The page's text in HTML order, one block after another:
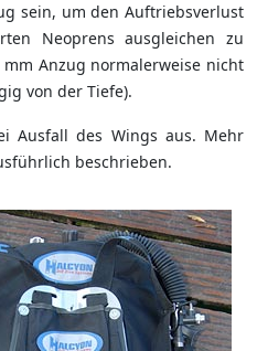
sein, um den Auftriebsverlust
Neoprens ausgleichen zu
Anzug normalerweise nicht
von der Tiefe).
Ausfall des Wings aus. Mehr
beschrieben.